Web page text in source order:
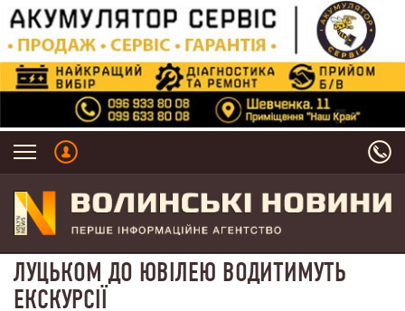
ЛУЦЬКОМ ДО ЮВІЛЕЮ ВОДИТИМУТЬ
ЕКСКУРСІЇ